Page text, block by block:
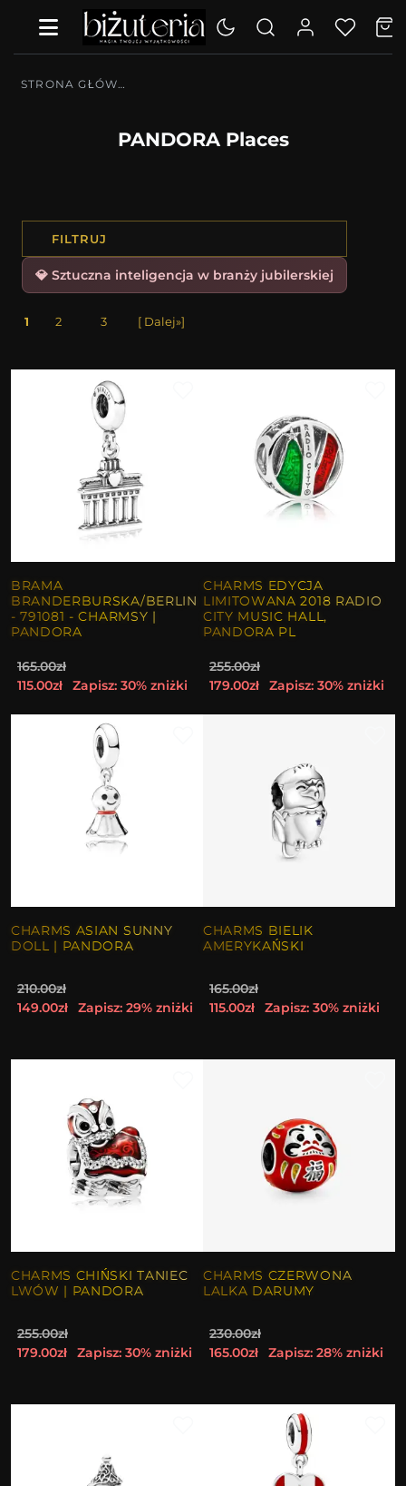
STRONA GŁÓWNA
PANDORA Places
FILTRUJ
💎 Sztuczna inteligencja w branży jubilerskiej
1 2 3 [ Dalej»]
BRAMA
BRANDERBURSKA/BERLIN
- 791081 - CHARMSY |
PANDORA
165.00zł
115.00zł
Zapisz: 30% zniżki
CHARMS EDYCJA
LIMITOWANA 2018 RADIO
CITY MUSIC HALL,
PANDORA PL
255.00zł
179.00zł
Zapisz: 30% zniżki
CHARMS ASIAN SUNNY
DOLL | PANDORA
210.00zł
149.00zł
Zapisz: 29% zniżki
CHARMS BIELIK
AMERYKAŃSKI
165.00zł
115.00zł
Zapisz: 30% zniżki
CHARMS CHIŃSKI TANIEC
LWÓW | PANDORA
255.00zł
179.00zł
Zapisz: 30% zniżki
CHARMS CZERWONA
LALKA DARUMY
230.00zł
165.00zł
Zapisz: 28% zniżki